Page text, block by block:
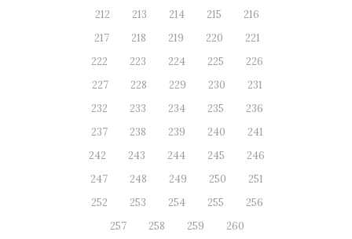
212
213 214 215
216
217
218 219 220
221
222
223 224 225
226
227
228 229 230
231
232
233 234 235
236
237
238 239 240
241
242
243 244 245
246
247
248 249 250
251
252
253 254 255
256
257
258 259 260